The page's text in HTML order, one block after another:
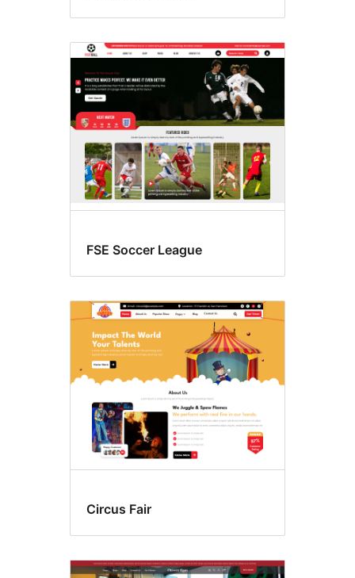
FSE Soccer League
Circus Fair